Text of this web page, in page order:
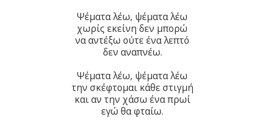
Ψέματα λέω, ψέματα λέω
χωρίς εκείνη δεν μπορώ
να αντέξω ούτε ένα λεπτό
δεν αναπνέω.
Ψέματα λέω, ψέματα λέω
την σκέφτομαι κάθε στιγμή
και αν την χάσω ένα πρωί
εγώ θα φταίω.